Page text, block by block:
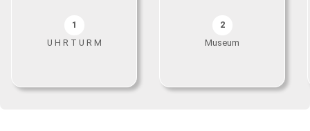
1
U H R T U R M
2
Museum